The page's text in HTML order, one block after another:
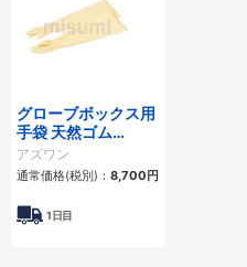
グローブボックス用
手袋 天然ゴム
200mm用
アズワン
通常価格(税別)： 8,700円
1日目